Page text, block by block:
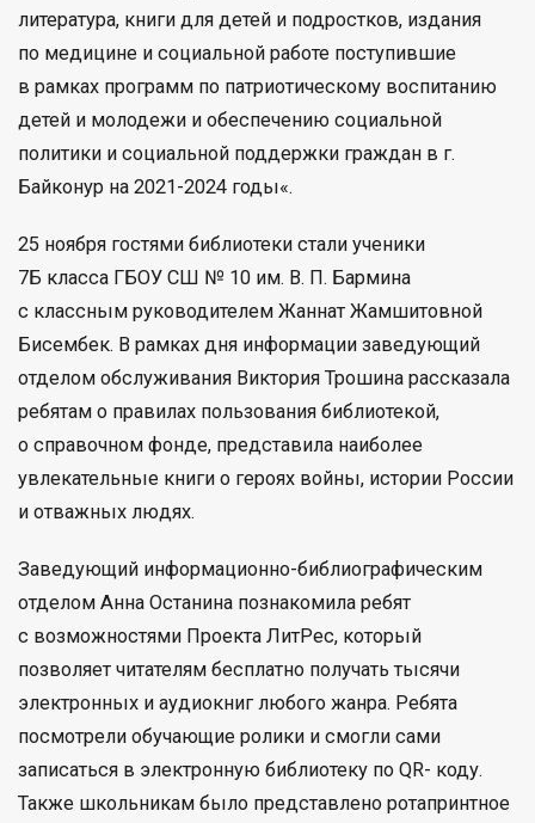
литература, книги для детей и подростков, издания
по медицине и социальной работе поступившие
в рамках программ по патриотическому воспитанию
детей и молодежи и обеспечению социальной
политики и социальной поддержки граждан в г.
Байконур на 2021-2024 годы«.
25 ноября гостями библиотеки стали ученики
7Б класса ГБОУ СШ № 10 им. В. П. Бармина
с классным руководителем Жаннат Жамшитовной
Бисембек. В рамках дня информации заведующий
отделом обслуживания Виктория Трошина рассказала
ребятам о правилах пользования библиотекой,
о справочном фонде, представила наиболее
увлекательные книги о героях войны, истории России
и отважных людях.
Заведующий информационно-библиографическим
отделом Анна Останина познакомила ребят
с возможностями Проекта ЛитРес, который
позволяет читателям бесплатно получать тысячи
электронных и аудиокниг любого жанра. Ребята
посмотрели обучающие ролики и смогли сами
записаться в электронную библиотеку по QR- коду.
Также школьникам было представлено ротапринтное